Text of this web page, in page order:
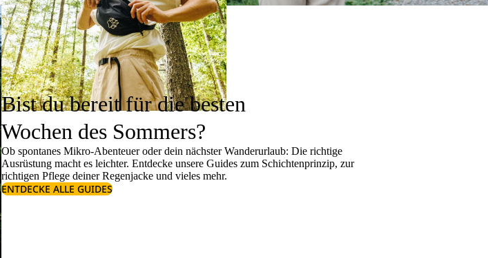
Bist du bereit für die besten
Wochen des Sommers?
Ob spontanes Mikro-Abenteuer oder dein nächster Wanderurlaub: Die richtige
Ausrüstung macht es leichter. Entdecke unsere Guides zum Schichtenprinzip, zur
richtigen Pflege deiner Regenjackeund vieles mehr.
ENTDECKE ALLE GUIDES